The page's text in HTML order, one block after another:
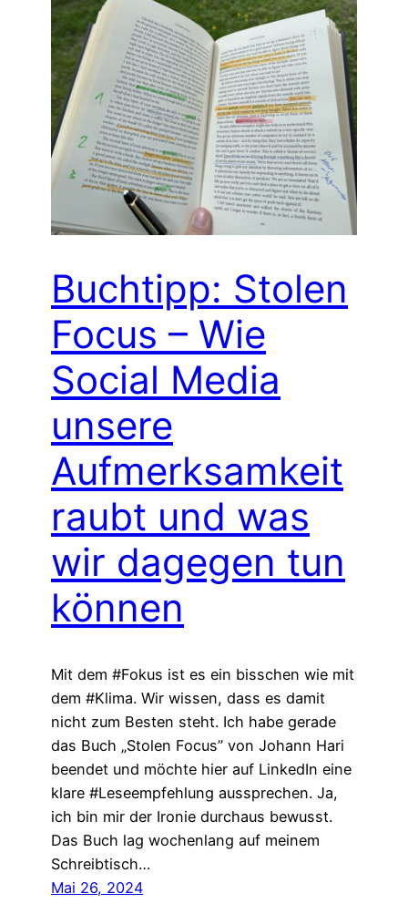
Buchtipp: Stolen
Focus – Wie
Social Media
unsere
Aufmerksamkeit
raubt und was
wir dagegen tun
können
Mit dem #Fokus ist es ein bisschen wie mit
dem #Klima. Wir wissen, dass es damit
nicht zum Besten steht. Ich habe gerade
das Buch „Stolen Focus” von Johann Hari
beendet und möchte hier auf LinkedIn eine
klare #Leseempfehlung aussprechen. Ja,
ich bin mir der Ironie durchaus bewusst.
Das Buch lag wochenlang auf meinem
Schreibtisch…
Mai 26, 2024